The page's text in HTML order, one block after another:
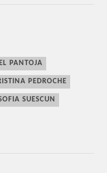
PANTOJA
PEDROCHE
SUESCUN